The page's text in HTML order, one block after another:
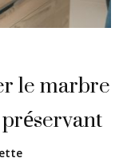
le marbre